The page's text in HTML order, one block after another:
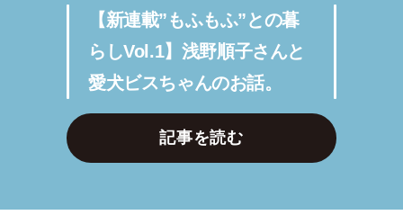
【新連載”もふもふ”との暮
らしVol.1】浅野順子さんと
愛犬ビスちゃんのお話。
記事を読む